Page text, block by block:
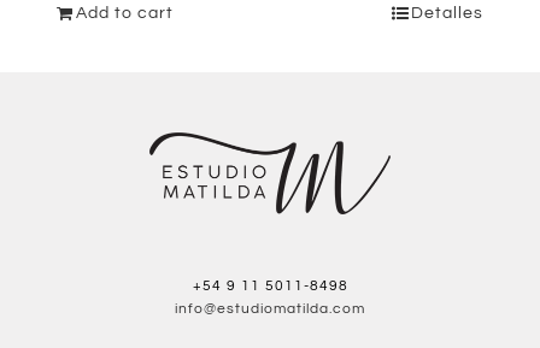
Add to cart Detalles
+54 9 11 5011-8498
info@estudiomatilda.com